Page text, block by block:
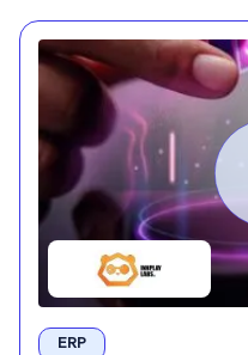
ERP